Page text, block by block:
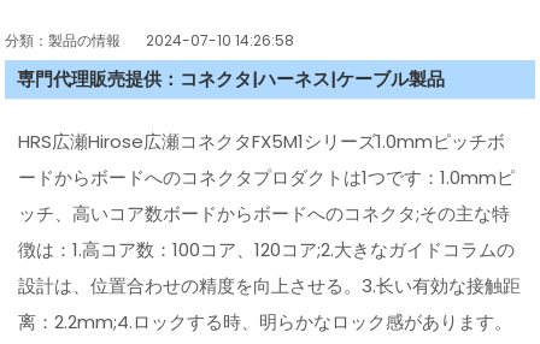
分類：製品の情報 2024-07-10 14:26:58
専門代理販売提供：コネクタ|ハーネス|ケーブル製品
HRS広瀬Hirose広瀬コネクタFX5M1シリーズ1.0mmピッチボ
ードからボードへのコネクタプロダクトは1つです：1.0mmピ
ッチ、高いコア数ボードからボードへのコネクタ;その主な特
徴は：1.高コア数：100コア、120コア;2.大きなガイドコラムの
設計は、位置合わせの精度を向上させる。3.长い有効な接触距
离：2.2mm;4.ロックする時、明らかなロック感があります。